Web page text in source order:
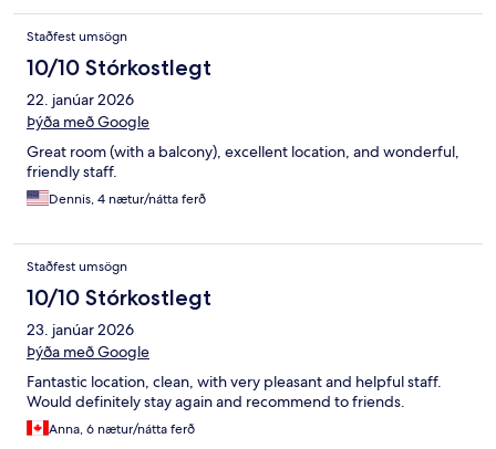
Staðfest umsögn
10/10 Stórkostlegt
22. janúar 2026
Þýða með Google
Great room (with a balcony), excellent location, and wonderful,
friendly staff.
Dennis, 4 nætur/nátta ferð
Staðfest umsögn
10/10 Stórkostlegt
23. janúar 2026
Þýða með Google
Fantastic location, clean, with very pleasant and helpful staff.
Would definitely stay again and recommend to friends.
Anna, 6 nætur/nátta ferð